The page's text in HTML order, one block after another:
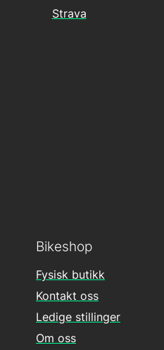
Strava
Bikeshop
Fysisk butikk
Kontakt oss
Ledige stillinger
Om oss